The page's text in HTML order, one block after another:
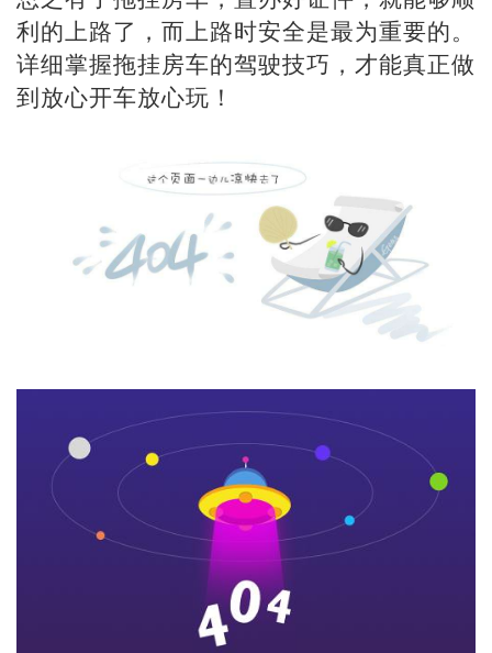
利的上路了，而上路时安全是最为重要的。
详细掌握拖挂房车的驾驶技巧，才能真正做
到放心开车放心玩！